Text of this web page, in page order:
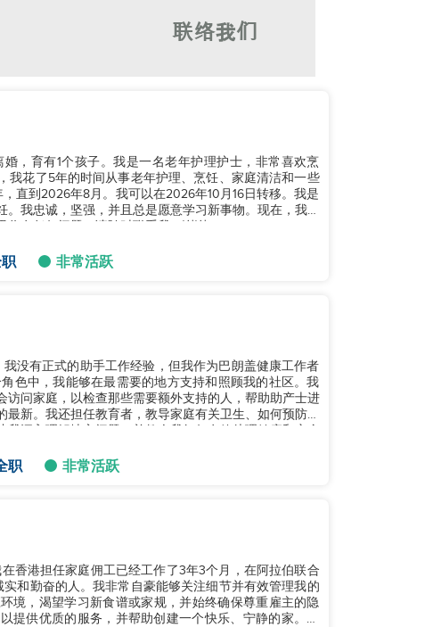
，育有1个孩子。我是一名老年护理护士，非常喜欢烹
我花了5年的时间从事老年护理、烹饪、家庭清洁和一些
直到2026年8月。我可以在2026年10月16日转移。我是
我忠诚，坚强，并且总是愿意学习新事物。现在，我正
非常活跃
没有正式的助手工作经验，但我作为巴朗盖健康工作者
色中，我能够在最需要的地方支持和照顾我的社区。我
问家庭，以检查那些需要额外支持的人，帮助助产士进
新。我还担任教育者，教导家庭有关卫生、如何预防疫
职 非常活跃
香港担任家庭佣工已经工作了3年3个月，在阿拉伯联合
和勤奋的人。我非常自豪能够关注细节并有效管理我的
境，渴望学习新食谱或家规，并始终确保尊重雇主的隐
提供优质的服务，并帮助创建一个快乐、宁静的家。❤️